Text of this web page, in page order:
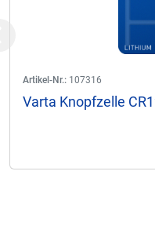
Artikel-Nr.: 107316
Varta Knopfzelle